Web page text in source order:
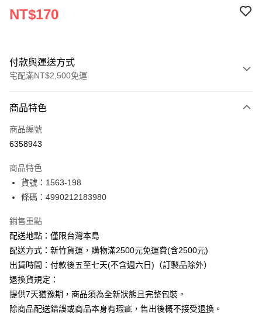
NT$170
付款與運送方式
宅配滿NT$2,500免運
信用卡一次付款
Apple Pay
悠遊付
ATM付款
運送方式
下單前請先詢問庫存
每筆NT$130，滿NT$2,500(含以上)免運費
商品特色
商品編號
6358943
商品特色
貨號：1563-198
條碼：4990212183980
銷售重點
配送地點：僅限台灣本島
配送方式：新竹貨運，購物滿2500元免運費(含2500元)
出貨時間：付款後五至七天(不含週六日)（訂製品除外）
退換貨規定：
提供7天猶豫期，商品須為全新狀態且完整包裝。
除商品配送錯誤或商品本身有瑕疵，售出後概不接受退換。